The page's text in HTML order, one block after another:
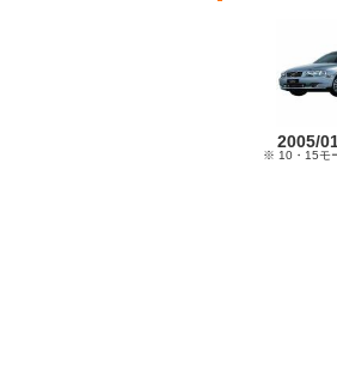
2005/
※ 10・15モ